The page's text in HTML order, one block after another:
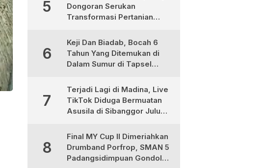
5
Dongoran Serukan
Transformasi Pertanian
6
Keji Dan Biadab, Bocah 6
Tahun Yang Ditemukan di
Dalam Sumur di Tapsel
Pembunuhan, Pelaku
Berhasil di Bekuk Polisi
7
Terjadi Lagi di Madina, Live
TikTok Diduga Bermuatan
Asusila di Sibanggor Julu
Usut Tuntas
8
Final MY Cup II Dimeriahkan
Drumband Porfrop, SMAN 5
Padangsidimpuan Gondol